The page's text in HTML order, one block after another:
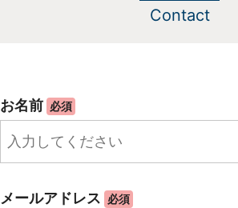
Contact
お名前 必須
メールアドレス 必須